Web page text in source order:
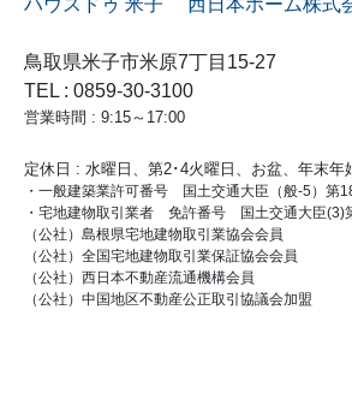
鳥取県米子市米原7丁目15-27
TEL : 0859-30-3100
営業時間 : 9:15～17:00
定休日 : 水曜日、第2･4火曜日、お盆、年末年
・一般建築業許可番号 国土交通大臣（般-5）第
・宅地建物取引業者 免許番号 国土交通大臣(3)
（公社）島根県宅地建物取引業協会会員
（公社）全国宅地建物取引業保証協会会員
（公社）西日本不動産流通機構会員
（公社）中国地区不動産公正取引協議会加盟